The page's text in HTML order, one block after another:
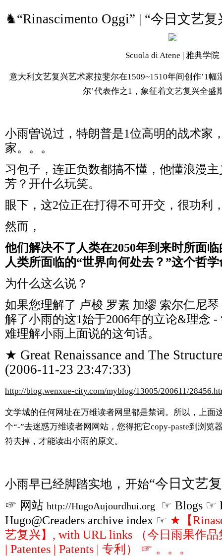
♞“Rinascimento Oggi” | “今日文艺
Scuola di Atene | 雅典学院
意大利文艺复兴艺术家拉斐尔在1509~1510年间创作’1
尔’代表作之1，象征着文艺复兴全盛
小雨曽说过，特朗普是1位高明的战术家
家。。。
习包子，连正负数都搞不懂，他懂浪漫
芳？开什么玩笑。
眼下，这2位正在打得不可开交，很功利
然而，
他们解决不了人类在2050年到来时所面
人类所面临的“世界向何处去？”这个哲
为什么这么说？
如果您理解了 卢梭 罗素 加缪 索尔仁尼
解了小雨的这1始于2006年的立论&理念 -
难理解小雨上面说的这句话。
★ Great Renaissance and The
(2006-11-23 23:47:33)
http://blog.wenxue-city.com/myblog/13005/200611/
文学城的任何网址在万维读者网里都是禁词。所以，上面
个“-”去迷惑万维读者网网站， 您得把它copy-paste到浏览
符去掉， 才能读出小雨的原文。
小雨早已经脚踏实地 ， 开始“今日文艺
☞ 网站 http://HugoAujourdhui.org
☞ Blogs ☞
Hugo@Creaders archive index ☞ ★【
艺复兴】, with URL links （今日雨果作品
| Patentes | Patents | 专利） ☞ 。。。